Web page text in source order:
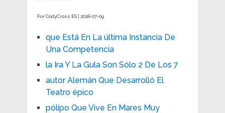
For CodyCross ES | 2018-07-09
que Está En La última Instancia De
Una Competencia
la Ira Y La Gula Son Sólo 2 De Los 7
autor Alemán Que Desarrolló El
Teatro épico
pólipo Que Vive En Mares Muy